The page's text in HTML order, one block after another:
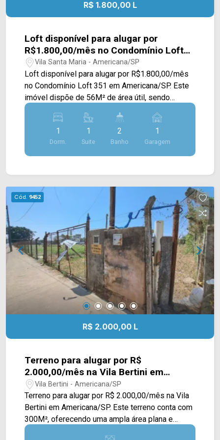
R$ 1.800,00 L
Loft disponível para alugar por
R$1.800,00/mês no Condomínio Loft
351 em Americana/SP
Vila Santa Maria - Americana/SP
Loft disponível para alugar por R$1.800,00/mês
no Condomínio Loft 351 em Americana/SP. Este
imóvel dispõe de 56M² de área útil, sendo
distribuído em sala de estar e de jantar com pé
direito alto, e integradas com a cozinha,
mezanino com quarto e uma área de serviço. > 01
suíte; > 02 banheiros, sendo 01 lavabo; > 01 vaga
de garagem. *Itens de decoração meramente
São Jerônimo, Av. 09 de Julho, Av. bandeirantes e
Av. Rafael Vitta, contém fácil acesso ao Centro.
Esta região conta com escola Prof. Alcindo
Soares do Nascimento, supermercados Itália e
Pague Menos, farmácias, Restaurante do Mineiro
e Shopping Welcome Center. Entre em contato
com a equipe da Arbix Imóveis e agende a sua
visita!! WhatsApp e Telefone: (19) 3475-4546
ARBIX IMÓVEIS - Presente em cada mudança!
1
Dorm.
1
Suite
2
Banho
1
Garagem
Cód. 9452
R$ 2.000,00 L
Terreno para alugar por R$
2.000,00/mês na Vila Bertini em
Americana/SP.
Vila Bertini - Americana/SP
Terreno para alugar por R$ 2.000,00/mês na Vila
Bertini em Americana/SP. Este terreno conta com
300M², oferecendo uma ampla área plana e
cercada, possuindo um portão e painel de